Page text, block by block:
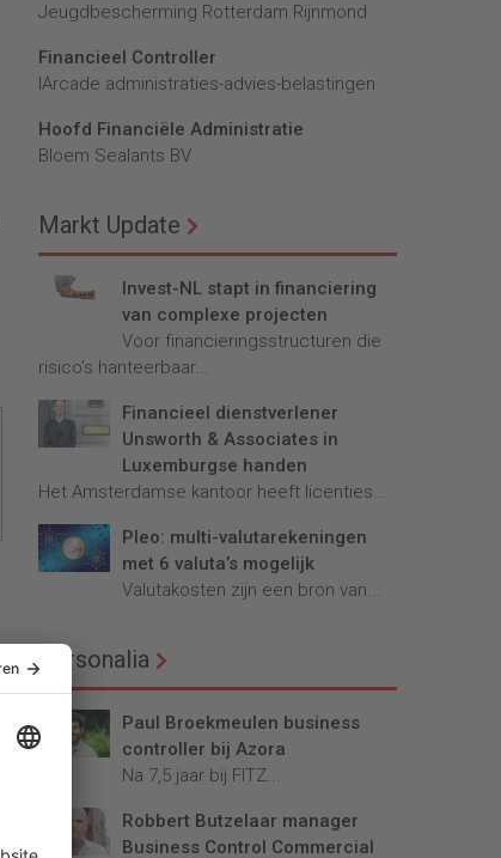
Jeugdbescherming Rotterdam Rijnmond
Financieel Controller
lArcade administraties-advies-belastingen
Hoofd Financiële Administratie
Bloem Sealants BV
Markt Update
Invest-NL stapt in financiering
van complexe projecten
Voor financieringsstructuren die
risico’s hanteerbaar...
Financieel dienstverlener
Unsworth & Associates in
Luxemburgse handen
Het Amsterdamse kantoor heeft licenties...
Pleo: multi-valutarekeningen
met 6 valuta’s mogelijk
Valutakosten zijn een bron van...
Personalia
Paul Broekmeulen business
controller bij Azora
Na 7,5 jaar bij FITZ...
Robbert Butzelaar manager
Business Control Commercial